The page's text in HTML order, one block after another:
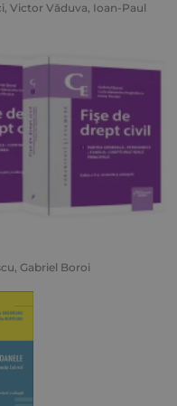
, Victor Văduva, Ioan-Paul
, Gabriel Boroi